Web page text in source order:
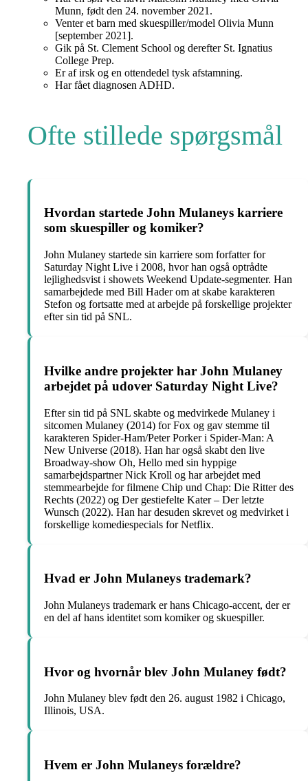
Munn, født den 24. november 2021.
Venter et barn med skuespiller/model Olivia Munn
[september 2021].
Gik på St. Clement School og derefter St. Ignatius
College Prep.
Er af irsk og en ottendedel tysk afstamning.
Har fået diagnosen ADHD.
Ofte stillede spørgsmål
Hvordan startede John Mulaneys karriere
som skuespiller og komiker?
John Mulaney startede sin karriere som forfatter for
Saturday Night Live i 2008, hvor han også optrådte
lejlighedsvist i showets Weekend Update-segmenter. Han
samarbejdede med Bill Hader om at skabe karakteren
Stefon og fortsatte med at arbejde på forskellige projekter
efter sin tid på SNL.
Hvilke andre projekter har John Mulaney
arbejdet på udover Saturday Night Live?
Efter sin tid på SNL skabte og medvirkede Mulaney i
sitcomen Mulaney (2014) for Fox og gav stemme til
karakteren Spider-Ham/Peter Porker i Spider-Man: A
New Universe (2018). Han har også skabt den live
Broadway-show Oh, Hello med sin hyppige
samarbejdspartner Nick Kroll og har arbejdet med
stemmearbejde for filmene Chip und Chap: Die Ritter des
Rechts (2022) og Der gestiefelte Kater – Der letzte
Wunsch (2022). Han har desuden skrevet og medvirket i
forskellige komediespecials for Netflix.
Hvad er John Mulaneys trademark?
John Mulaneys trademark er hans Chicago-accent, der er
en del af hans identitet som komiker og skuespiller.
Hvor og hvornår blev John Mulaney født?
John Mulaney blev født den 26. august 1982 i Chicago,
Illinois, USA.
Hvem er John Mulaneys forældre?